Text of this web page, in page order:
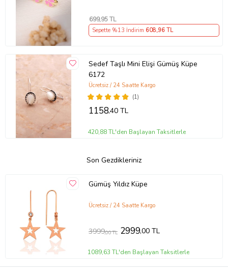
699,95 TL
Sepette %13 İndirim 608,96 TL
Sedef Taşlı Mini Elişi Gümüş Küpe
6172
(1)
Ücretsiz / 24 Saatte Kargo
1158,40 TL
420,88 TL'den Başlayan Taksitlerle
Son Gezdikleriniz
Gümüş Yıldız Küpe
Ücretsiz / 24 Saatte Kargo
3999,00 TL 2999,00 TL
1089,63 TL'den Başlayan Taksitlerle